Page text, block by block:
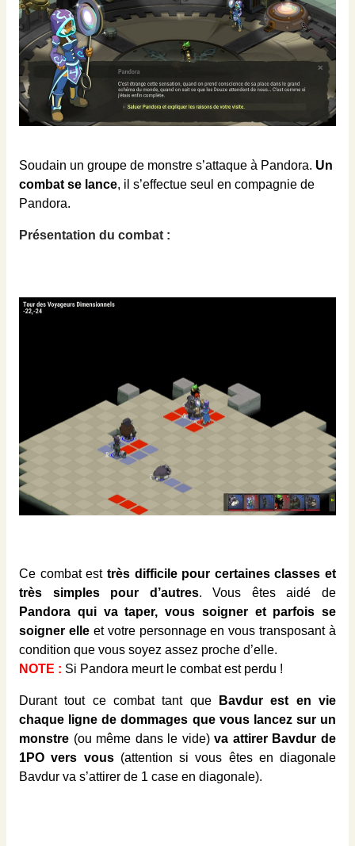
Soudain un groupe de monstre s’attaque à Pandora. Un
combat se lance, il s’effectue seul en compagnie de
Pandora.
Présentation du combat :
Ce combat est très difficile pour certaines classes et
très simples pour d’autres. Vous êtes aidé de
Pandora qui va taper, vous soigner et parfois se
soigner elleet votre personnage en vous transposant à
condition que vous soyez assez proche d’elle.
NOTE : Si Pandora meurt le combat est perdu !
Durant tout ce combat tant que
Bavdur est en vie
chaque ligne de dommages que vous lancez sur un
monstre (ou même dans le vide)va attirer Bavdur de
1PO vers vous(attention si vous êtes en diagonale
Bavdur va s’attirer de 1 case en diagonale).